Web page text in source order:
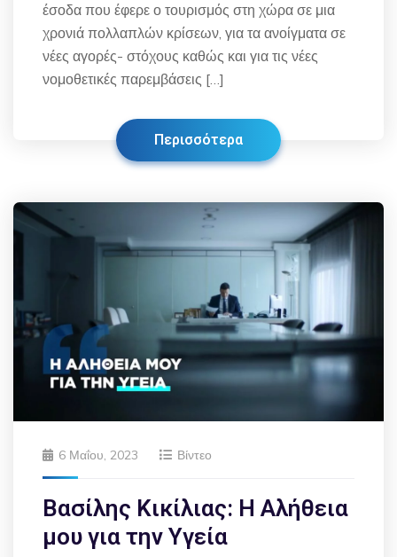
έσοδα που έφερε ο τουρισμός στη χώρα σε μια
χρονιά πολλαπλών κρίσεων, για τα ανοίγματα σε
νέες αγορές- στόχους καθώς και για τις νέες
νομοθετικές παρεμβάσεις […]
Περισσότερα
6 Μαΐου, 2023 Βίντεο
Βασίλης Κικίλιας: Η Αλήθεια
μου για την Υγεία